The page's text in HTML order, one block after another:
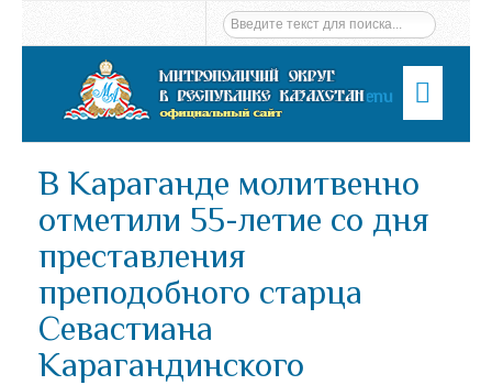
Menu
В Караганде молитвенно
отметили 55-летие со дня
преставления
преподобного старца
Севастиана
Карагандинского